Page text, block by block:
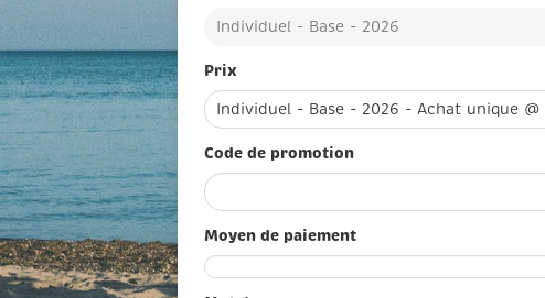
Prix
Code de promotion
Moyen de paiement